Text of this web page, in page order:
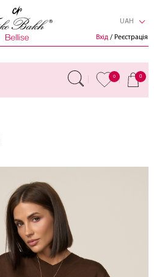
UAH
0 0
Вхід / Реєстрація